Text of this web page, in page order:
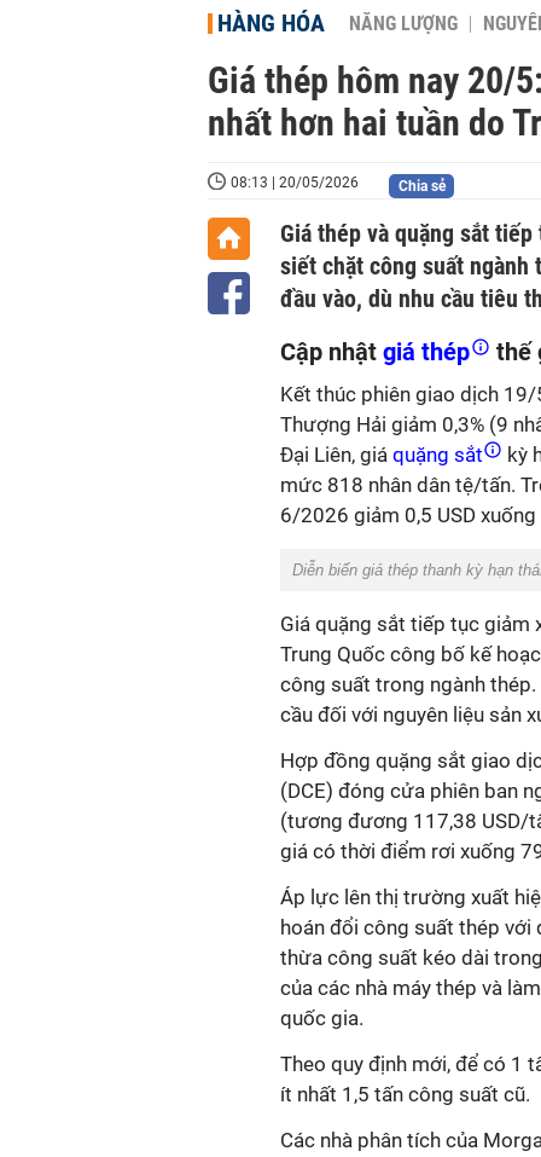
HÀNG HÓA NĂNG LƯỢNG
Giá thép hôm nay 20/
nhất hơn hai tuần do
08:13 | 20/05/2026 Chia sẻ
Giá thép và quặng sắt
siết chặt công suất ngành
đầu vào, dù nhu cầu tiêu
Cập nhật giá thép
Kết thúc phiên giao dịch
Thượng Hải giảm 0,3% (9
Đại Liên, giá quặng sắt
kỳ
mức 818 nhân dân tệ/tấn.
6/2026 giảm 0,5 USD
Diễn biến giá thép thanh kỳ hạn
Giá quặng sắt tiếp tục giảm
Trung Quốc công bố kế
công suất trong ngành
cầu đối với nguyên liệu sản
Hợp đồng quặng sắt giao
(DCE) đóng cửa phiên ban
(tương đương 117,38 USD/
giá có thời điểm rơi xuống
Áp lực lên thị trường xuất
hoán đổi công suất thép
thừa công suất kéo dài
của các nhà máy thép và
quốc gia.
Theo quy định mới, để có 1
ít nhất 1,5 tấn công suất cũ.
Các nhà phân tích của